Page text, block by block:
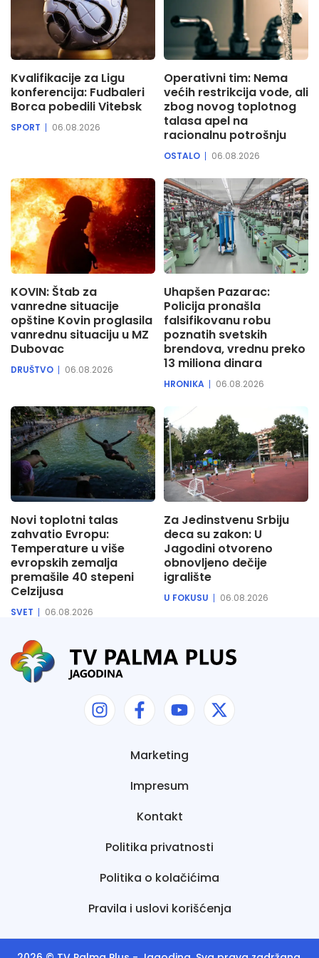
Kvalifikacije za Ligu
konferencija: Fudbaleri
Borca pobedili Vitebsk
SPORT 06.08.2026
Operativni tim: Nema
većih restrikcija vode, ali
zbog novog toplotnog
talasa apel na
racionalnu potrošnju
OSTALO 06.08.2026
KOVIN: Štab za
vanredne situacije
opštine Kovin proglasila
vanrednu situaciju u MZ
Dubovac
DRUŠTVO 06.08.2026
Uhapšen Pazarac:
Policija pronašla
falsifikovanu robu
poznatih svetskih
brendova, vrednu preko
13 miliona dinara
HRONIKA 06.08.2026
Novi toplotni talas
zahvatio Evropu:
Temperature u više
evropskih zemalja
premašile 40 stepeni
Celzijusa
SVET 06.08.2026
Za Jedinstvenu Srbiju
deca su zakon: U
Jagodini otvoreno
obnovljeno dečije
igralište
U FOKUSU 06.08.2026
Marketing
Impresum
Kontakt
Politika privatnosti
Politika o kolačićima
Pravila i uslovi korišćenja